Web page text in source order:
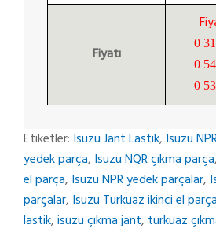
Fiyatı
0
0
0
Etiketler: Isuzu Jant Lastik, Isuzu
yedek parça, Isuzu NQR çıkma parça,
el parça, Isuzu NPR yedek parçalar,
parçalar, Isuzu Turkuaz ikinci el
lastik,isuzu çıkma jant, turkuaz